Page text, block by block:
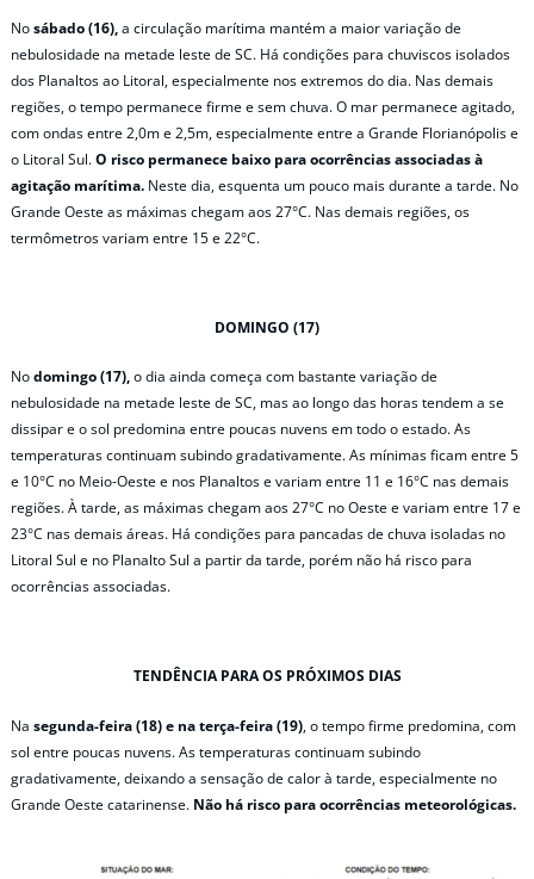
Nosábado (16),a circulação marítima mantém a maior variação de
nebulosidade na metade leste de SC. Há condições para chuviscos isolados
dos Planaltos ao Litoral, especialmente nos extremos do dia. Nas demais
regiões, o tempo permanece firme e sem chuva. O mar permanece agitado,
com ondas entre 2,0m e 2,5m, especialmente entre a Grande Florianópolis e
o Litoral Sul.O risco permanece baixo para ocorrências associadas à
agitação marítima. Neste dia, esquenta um pouco mais durante a tarde. No
Grande Oeste as máximas chegam aos 27°C. Nas demais regiões, os
termômetros variam entre 15 e 22°C.
DOMINGO (17)
Nodomingo (17),o dia ainda começa com bastante variação de
nebulosidade na metade leste de SC, mas ao longo das horas tendem a se
dissipar e o sol predomina entre poucas nuvens em todo o estado. As
temperaturas continuam subindo gradativamente. As mínimas ficam entre 5
e 10°C no Meio-Oeste e nos Planaltos e variam entre 11 e 16°C nas demais
regiões. À tarde, as máximas chegam aos 27°C no Oeste e variam entre 17 e
23°C nas demais áreas. Há condições para pancadas de chuva isoladas no
Litoral Sul e no Planalto Sul a partir da tarde, porém não há risco para
ocorrências associadas.
TENDÊNCIA PARA OS PRÓXIMOS DIAS
Na segunda-feira (18) e na terça-feira (19), o tempo firme predomina, com
sol entre poucas nuvens. As temperaturas continuam subindo
gradativamente, deixando a sensação de calor à tarde, especialmente no
Grande Oeste catarinense. Não há risco para ocorrências meteorológicas.